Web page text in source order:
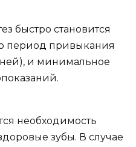
быстро становится
период привыкания
и минимальное
необходимость
зубы. В случае